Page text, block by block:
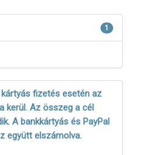
1
fizetés esetén az
kerül. Az összeg a cél
A bankkártyás és PayPal
együtt elszámolva.